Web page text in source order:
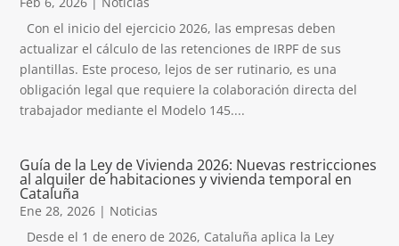
Con el inicio del ejercicio 2026, las empresas deben
actualizar el cálculo de las retenciones de IRPF de sus
plantillas. Este proceso, lejos de ser rutinario, es una
obligación legal que requiere la colaboración directa del
trabajador mediante el Modelo 145....
Guía de la Ley de Vivienda 2026: Nuevas restricciones
al alquiler de habitaciones y vivienda temporal en
Cataluña
Ene 28, 2026 | Noticias
Desde el 1 de enero de 2026, Cataluña aplica la Ley